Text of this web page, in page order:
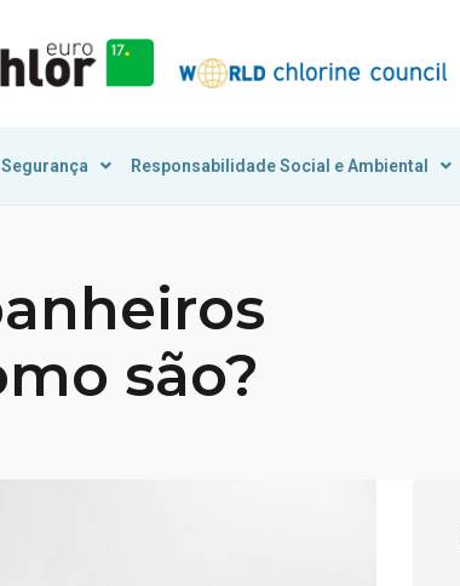
Responsabilidade Social e Ambiental
são?